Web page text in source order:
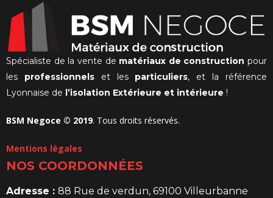
Spécialiste de la vente de matériaux de construction pour
les professionnelset les particuliers, et la référence
Lyonnaise de l’isolation Extérieure et intérieure !
BSM Negoce © 2019. Tous droits réservés.
Mentions légales
NOS COORDONNÉES
Adresse : 88 Rue de verdun, 69100 Villeurbanne